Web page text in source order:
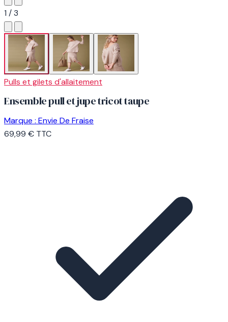
1 / 3
Pulls et gilets d'allaitement
Ensemble pull et jupe tricot taupe
Marque : Envie De Fraise
69,99 € TTC